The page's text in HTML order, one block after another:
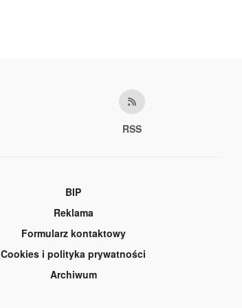
RSS
BIP
Reklama
Formularz kontaktowy
Cookies i polityka prywatności
Archiwum